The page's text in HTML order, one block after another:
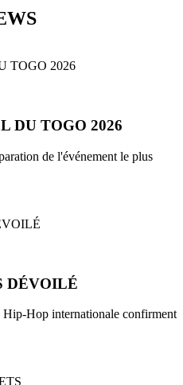
DU TOGO 2026
de l'événement le plus
DÉVOILÉ
Hip-Hop internationale confirment